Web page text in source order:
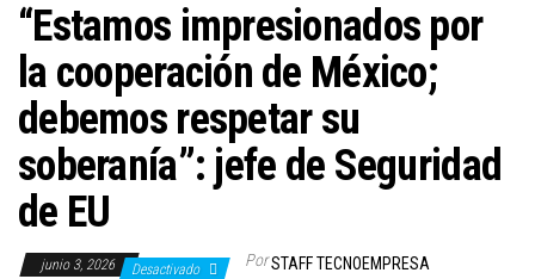
“Estamos impresionados por
la cooperación de México;
debemos respetar su
soberanía”: jefe de Seguridad
de EU
junio 3, 2026 Desactivado PorSTAFF TECNOEMPRESA